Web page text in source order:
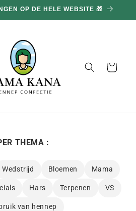
OP DE HELE WEBSITE 🎁
Mand
THEMA :
Wedstrijd Bloemen Mama
Hars Terpenen VS
van hennep